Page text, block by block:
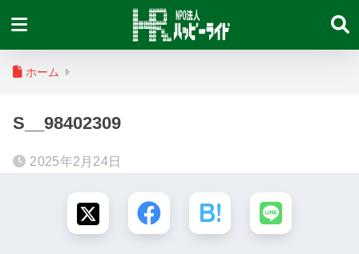
ホーム
S__98402309
2025年2月24日